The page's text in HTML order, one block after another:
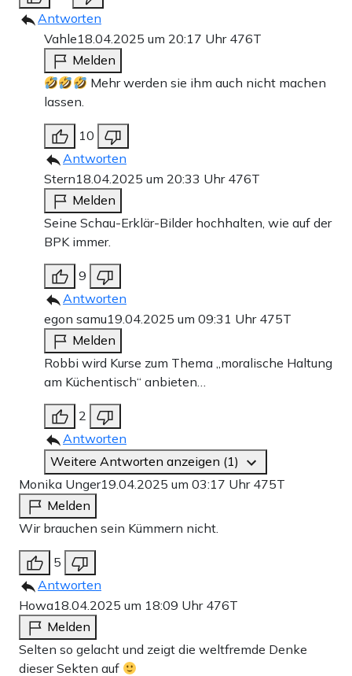
Antworten
Vahle18.04.2025 um 20:17 Uhr 476T
Melden
Mehr werden sie ihm auch nicht machen
lassen.
10
Antworten
Stern18.04.2025 um 20:33 Uhr 476T
Melden
Seine Schau-Erklär-Bilder hochhalten, wie auf der
BPK immer.
9
Antworten
egon samu19.04.2025 um 09:31 Uhr 475T
Melden
Robbi wird Kurse zum Thema „moralische Haltung
am Küchentisch“ anbieten…
2
Antworten
Weitere Antworten anzeigen (1)
Monika Unger19.04.2025 um 03:17 Uhr 475T
Melden
Wir brauchen sein Kümmern nicht.
5
Antworten
Howa18.04.2025 um 18:09 Uhr 476T
Melden
Selten so gelacht und zeigt die weltfremde Denke
dieser Sekten auf